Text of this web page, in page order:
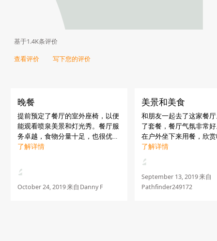
基于1.4K条评价
查看评价 写下您的评价
晚餐
提前预定了餐厅的室外座椅，以便
能观看喷泉美景和灯光秀。餐厅服
务卓越，食物分量十足，也很优
质。很值得光顾。
了解详情
October 24, 2019来自 Danny F
美景和美食
和朋友一起去了这家餐
了套餐，餐厅气氛非常
在户外坐下来用餐，欣
和迪拜喷泉的景色。 您
欣赏美景一边享用美食
迅速。 食物很好吃。 面
软。食物很棒，用餐体
了解详情
September 13, 2019来自
Pathfinder249172